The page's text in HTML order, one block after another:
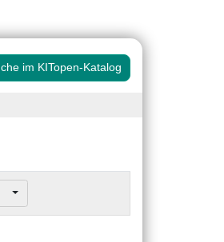
im KITopen-Katalog